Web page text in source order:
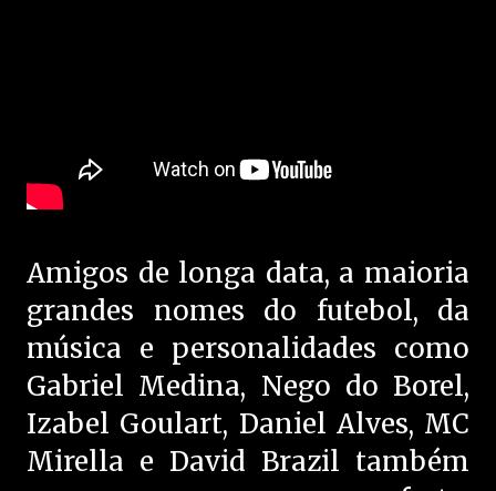
Amigos de longa data, a maioria
grandes nomes do futebol, da
música e personalidades como
Gabriel Medina, Nego do Borel,
Izabel Goulart, Daniel Alves, MC
Mirella e David Brazil também